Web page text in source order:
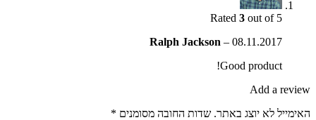
Rated 3 out of 5
Ralph Jackson – 08.11.2017
Good product!
Add a review
האימייל לא יוצג באתר. שדות החובה מסומנים *